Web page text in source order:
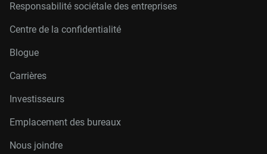
Responsabilité sociétale des entreprises
Centre de la confidentialité
Blogue
Carrières
Investisseurs
Emplacement des bureaux
Nous joindre